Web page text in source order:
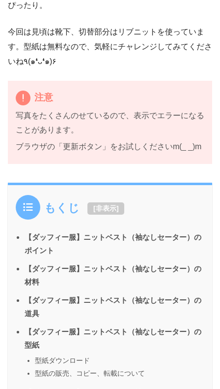
ぴったり。
今回は見頃は靴下、切替部分はリブニットを使っていま
す。型紙は無料なので、気軽にチャレンジしてみてくださ
いね٩(๑❛ᴗ❛๑)۶
注意
写真をたくさんのせているので、表示でエラーになる
ことがあります。
ブラウザの「更新ボタン」をお試しくださいm(_ _)m
もくじ [非表示]
【ダッフィー服】ニットベスト（袖なしセーター）の
ポイント
【ダッフィー服】ニットベスト（袖なしセーター）の
材料
【ダッフィー服】ニットベスト（袖なしセーター）の
道具
【ダッフィー服】ニットベスト（袖なしセーター）の
型紙
型紙ダウンロード
型紙の販売、コピー、転載について